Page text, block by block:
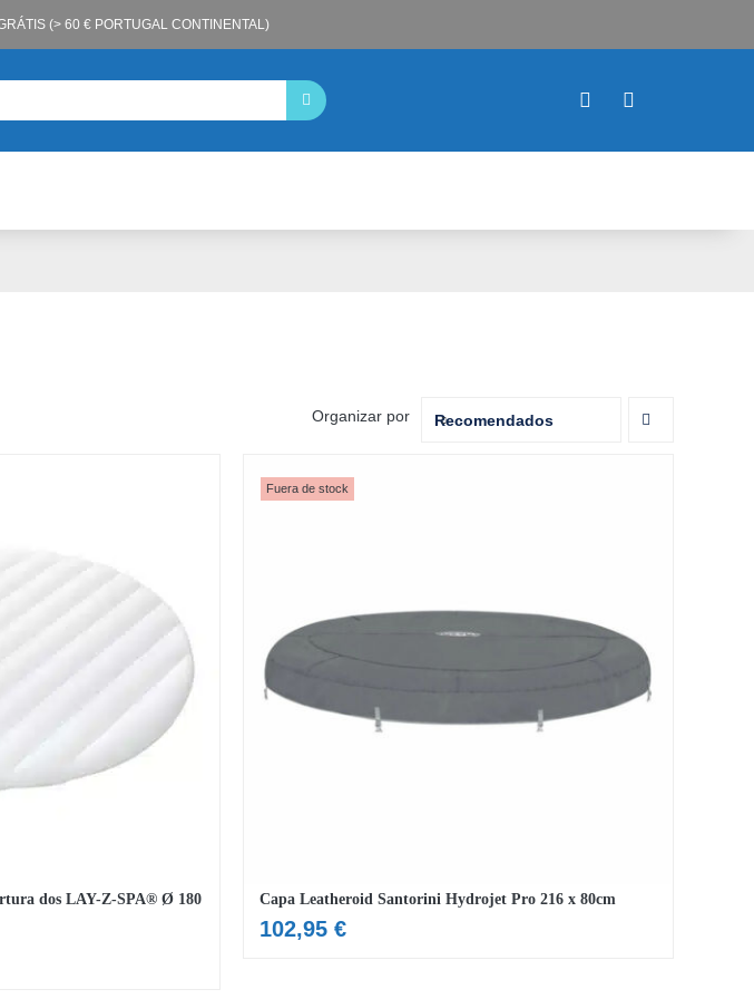
(> 60 € PORTUGAL CONTINENTAL)
Organizar por Recomendados
dos LAY-Z-SPA® Ø 180
Fuera de stock
Capa Leatheroid Santorini Hydrojet Pro 216 x 80cm
102,95€